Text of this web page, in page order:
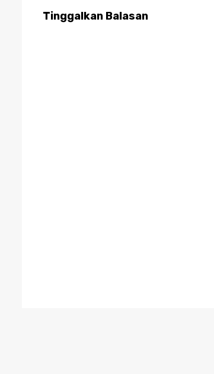
Tinggalkan Balasan